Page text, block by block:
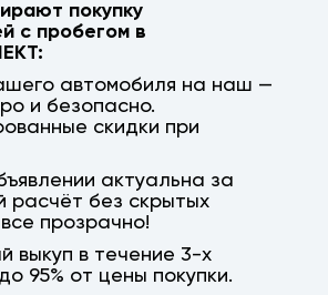
покупку
с пробегом в
автомобиля на наш —
и безопасно.
скидки при
актуальна за
расчёт без скрытых
прозрачно!
выкуп в течение 3-х
95% от цены покупки.